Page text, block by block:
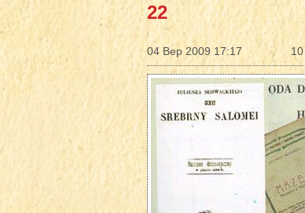
22
04 Вер 2009 17:17 10